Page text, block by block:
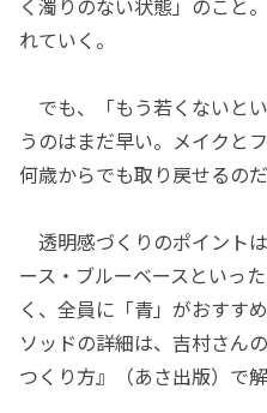
れていく。
でも、「もう若くないと
うのはまだ早い。メイクと
何歳からでも取り戻せるのだ
透明感づくりのポイント
ース・ブルーベースといっ
く、全員に「青」がおすす
ソッドの詳細は、吉村さん
つくり方』（あさ出版）で